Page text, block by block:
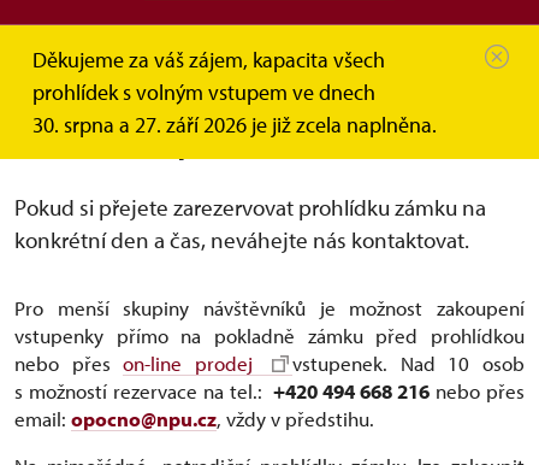
Děkujeme za váš zájem, kapacita všech
prohlídek s volným vstupem ve dnech
30. srpna a 27. září 2026 je již zcela naplněna.
Opočno
Informace pro návštěvníky
Rezervace prohlídek
Rezervace prohlídek
Pokud si přejete zarezervovat prohlídku zámku na
konkrétní den a čas, neváhejte nás kontaktovat.
Pro menší skupiny návštěvníků je možnost zakoupení
vstupenky přímo na pokladně zámku před prohlídkou
nebo přeson-line prodej
vstupenek. Nad 10 osob
s možností rezervace na tel.:+420 494 668 216 nebo přes
email: opocno@npu.cz, vždy v předstihu.